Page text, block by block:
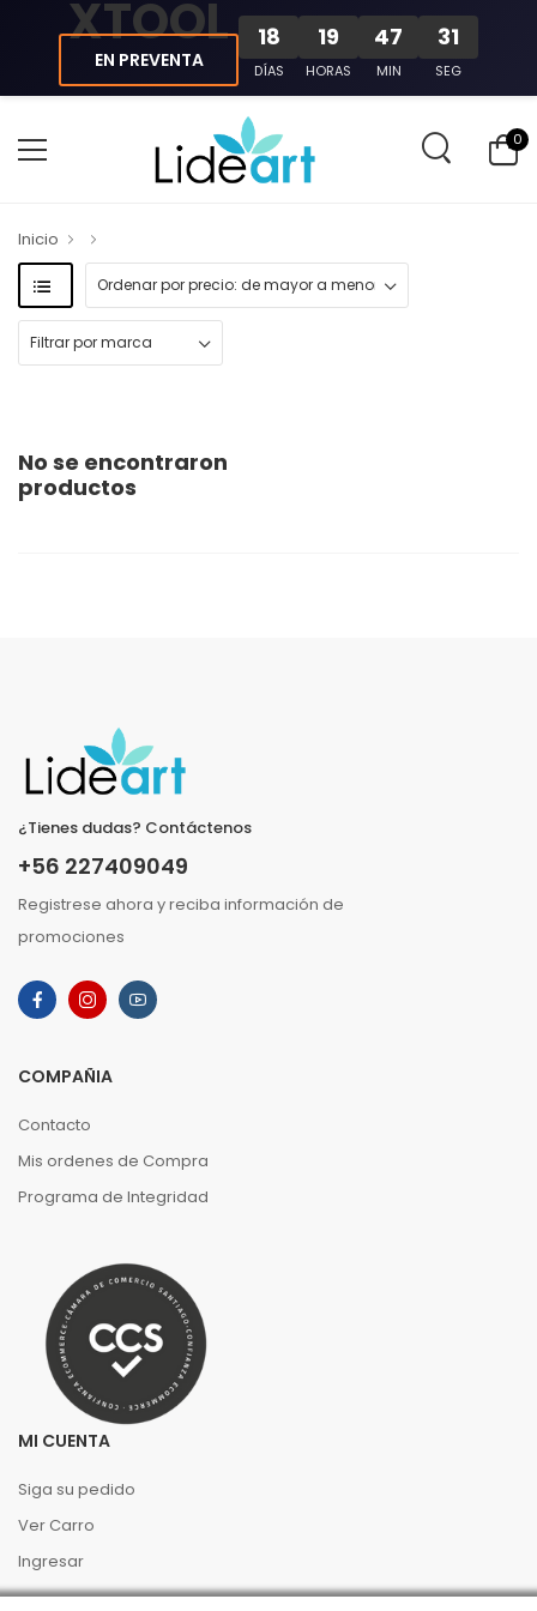
XTOOL
EN PREVENTA
18
DÍAS
19
HORAS
47
MIN
31
SEG
0
Inicio
No se encontraron
productos
¿Tienes dudas? Contáctenos
+56 227409049
Registrese ahora y reciba información de
promociones
COMPAÑIA
Contacto
Mis ordenes de Compra
Programa de Integridad
MI CUENTA
Siga su pedido
Ver Carro
Ingresar